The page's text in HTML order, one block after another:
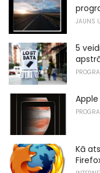
JAUNS
5
Kā